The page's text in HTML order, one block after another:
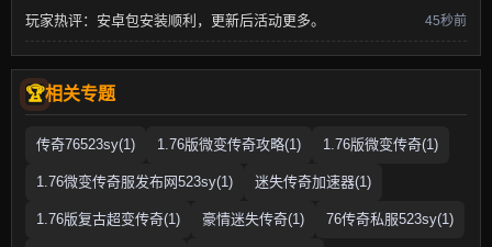
玩家热评：安卓包安装顺利，更新后活动更多。 45秒前
相关专题
传奇76523sy(1) 1.76版微变传奇攻略(1) 1.76版微变传奇(1)
1.76微变传奇服发布网523sy(1) 迷失传奇加速器(1)
1.76版复古超变传奇(1) 豪情迷失传奇(1) 76传奇私服523sy(1)